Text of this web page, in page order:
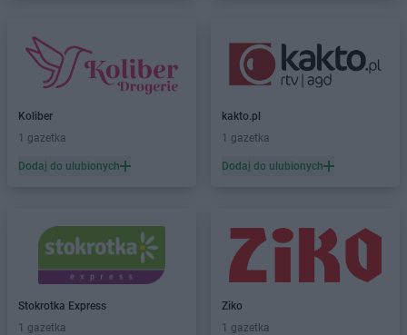
Koliber
1 gazetka
Dodaj do ulubionych
kakto.pl
1 gazetka
Dodaj do ulubionych
Stokrotka Express
1 gazetka
Ziko
1 gazetka